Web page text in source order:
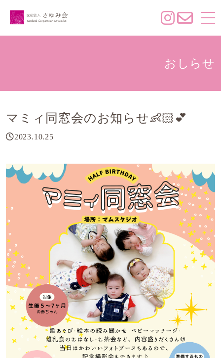
おしらせ
マミィ同窓会のお知らせ👶🏻💕
2023.10.25